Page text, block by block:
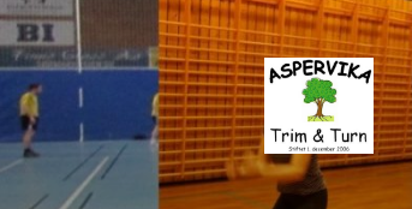
Gå
til
innhold